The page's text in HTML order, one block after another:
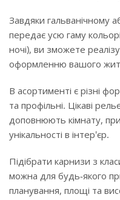
Завдяки гальванічному
передає усю гаму
ночі), ви зможете
оформленню вашого
В асортименті є різні
та профільні. Цікаві
доповнюють кімнату,
унікальності в інтер'єр.
Підібрати карнизи з
можна для будь-якого
планування, площі та